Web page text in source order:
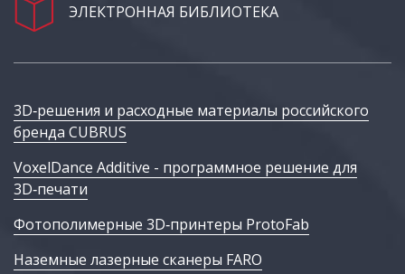
ЭЛЕКТРОННАЯ БИБЛИОТЕКА
3D‑решения и расходные материалы российского
бренда CUBRUS
VoxelDance Additive - программное решение для
3D‑печати
Фотополимерные 3D‑принтеры ProtoFab
Наземные лазерные сканеры FARO